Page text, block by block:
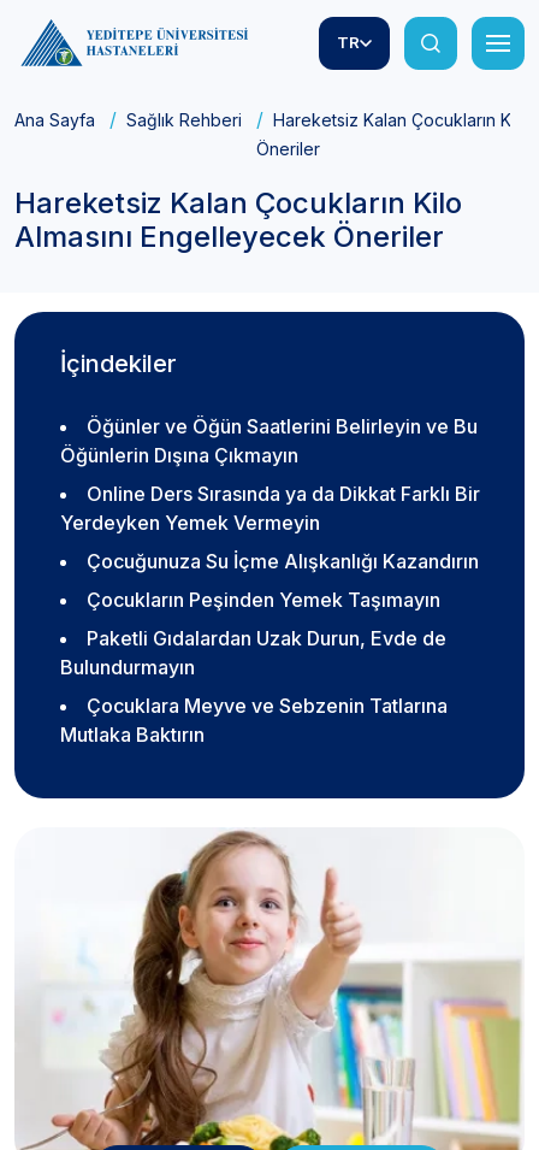
TR
Ana Sayfa Sağlık Rehberi
Hareketsiz Kalan Çocukların Kilo
Öneriler
Hareketsiz Kalan Çocukların Kilo
Almasını Engelleyecek Öneriler
İçindekiler
Öğünler ve Öğün Saatlerini Belirleyin ve Bu
Öğünlerin Dışına Çıkmayın
Online Ders Sırasında ya da Dikkat Farklı Bir
Yerdeyken Yemek Vermeyin
Çocuğunuza Su İçme Alışkanlığı Kazandırın
Çocukların Peşinden Yemek Taşımayın
Paketli Gıdalardan Uzak Durun, Evde de
Bulundurmayın
Çocuklara Meyve ve Sebzenin Tatlarına
Mutlaka Baktırın